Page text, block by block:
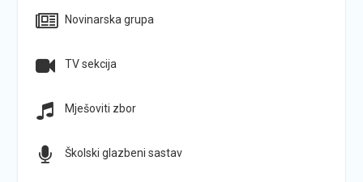
Novinarska grupa
TV sekcija
Mješoviti zbor
Školski glazbeni sastav